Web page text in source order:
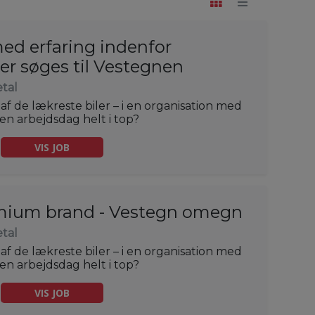
erfaring indenfor
søges til Vestegnen
de lækreste biler – i en organisation med
arbejdsdag helt i top?
VIS JOB
brand - Vestegn omegn
de lækreste biler – i en organisation med
arbejdsdag helt i top?
VIS JOB